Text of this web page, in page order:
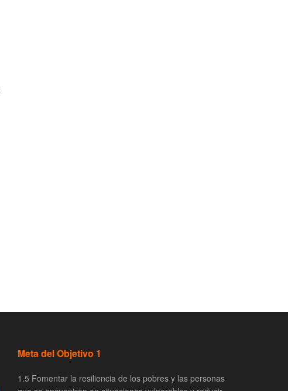
Meta del Objetivo 1
1.5 Fomentar la resiliencia de los pobres y las personas